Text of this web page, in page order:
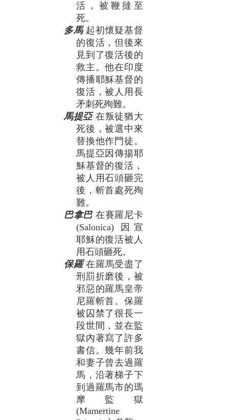
活，被鞭撻至
死。
多馬起初懷疑基督
的復活，但後來
見到了復活後的
救主。他在印度
傳播耶穌基督的
復活，被人用長
矛刺死殉難。
馬提亞 在叛徒猶大
死後，被選中來
替換他作門徒。
馬提亞因傳揚耶
穌基督的復活，
被人用石頭砸完
後，斬首處死殉
難。
巴拿巴 在賽羅尼卡
(Salonica) 因宣
耶穌的復活被人
用石頭砸死。
保羅在羅馬受盡了
刑罰折磨後，被
邪惡的羅馬皇帝
尼羅斬首。保羅
被囚禁了很長一
段世間，並在監
獄內著寫了許多
書信。幾年前我
和妻子曾去過羅
馬，沿著梯子下
到過羅馬市的瑪
摩監獄
(Mamertine